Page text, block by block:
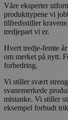
Våre eksperter
produkttypene vi
tilfredsstiller
tredjepart vi er.
Hvert tredje-femte
om merket på nytt.
forbedring.
Vi stiller svært
svanemerkede
mistanke. Vi stiller
eksempel forbudt